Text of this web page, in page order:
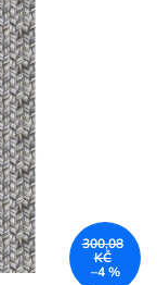
300,08
KČ
–4 %